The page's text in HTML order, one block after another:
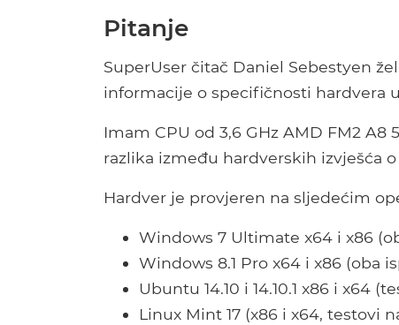
Pitanje
SuperUser čitač Daniel Sebestyen
informacije o specifičnosti hardvera
Imam CPU od 3,6 GHz AMD FM2
razlika između hardverskih izvješća
Hardver je provjeren na sljedećim
Windows 7 Ultimate x64 i x86
Windows 8.1 Pro x64 i x86 (oba
Ubuntu 14.10 i 14.10.1 x86 i x64
Linux Mint 17 (x86 i x64, testovi